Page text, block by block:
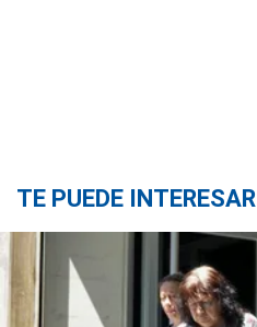
TE PUEDE INTERESAR